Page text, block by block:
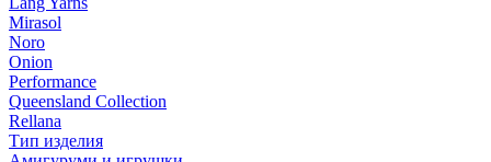
Mirasol
Noro
Onion
Performance
Queensland Collection
Rellana
Тип изделия